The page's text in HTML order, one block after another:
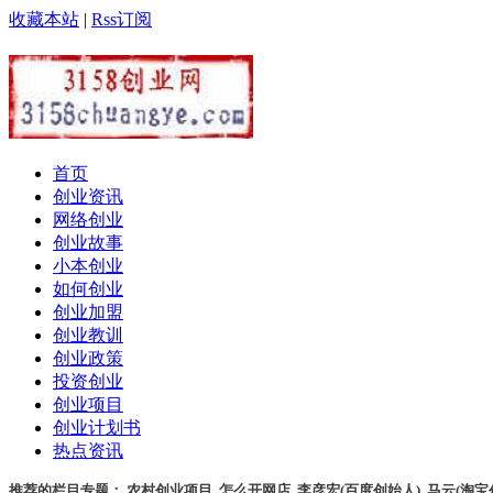
收藏本站 | Rss订阅
首页
创业资讯
网络创业
创业故事
小本创业
如何创业
创业加盟
创业教训
创业政策
投资创业
创业项目
创业计划书
热点资讯